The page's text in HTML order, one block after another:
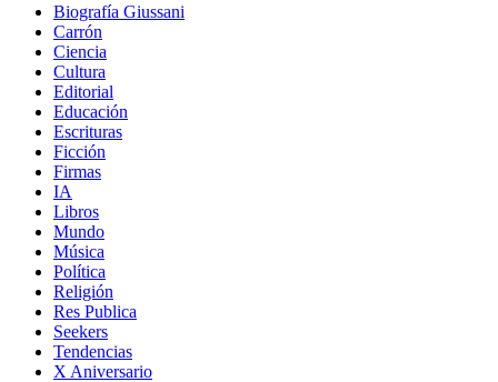
Biografía Giussani
Carrón
Ciencia
Cultura
Editorial
Educación
Escrituras
Ficción
Firmas
IA
Libros
Mundo
Música
Política
Religión
Res Publica
Seekers
Tendencias
X Aniversario